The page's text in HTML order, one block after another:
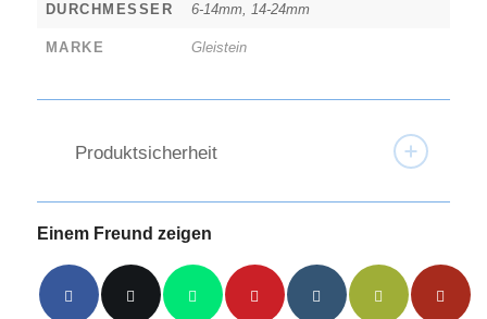
DURCHMESSER 6-14mm, 14-24mm
MARKE Gleistein
Produktsicherheit
Einem Freund zeigen